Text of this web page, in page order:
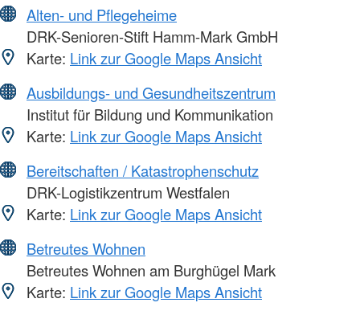
Alten- und Pflegeheime
DRK-Senioren-Stift Hamm-Mark GmbH
Karte: Link zur Google Maps Ansicht
Ausbildungs- und Gesundheitszentrum
Institut für Bildung und Kommunikation
Karte: Link zur Google Maps Ansicht
Bereitschaften / Katastrophenschutz
DRK-Logistikzentrum Westfalen
Karte: Link zur Google Maps Ansicht
Betreutes Wohnen
Betreutes Wohnen am Burghügel Mark
Karte: Link zur Google Maps Ansicht